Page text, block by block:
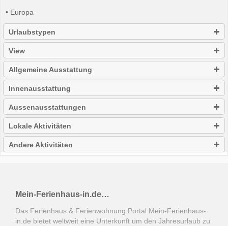
• Europa
Urlaubstypen
View
Allgemeine Ausstattung
Innenausstattung
Aussenausstattungen
Lokale Aktivitäten
Andere Aktivitäten
Mein-Ferienhaus-in.de…
Das Ferienhaus & Ferienwohnung Portal Mein-Ferienhaus-
in.de bietet weltweit eine Unterkunft um den Jahresurlaub zu